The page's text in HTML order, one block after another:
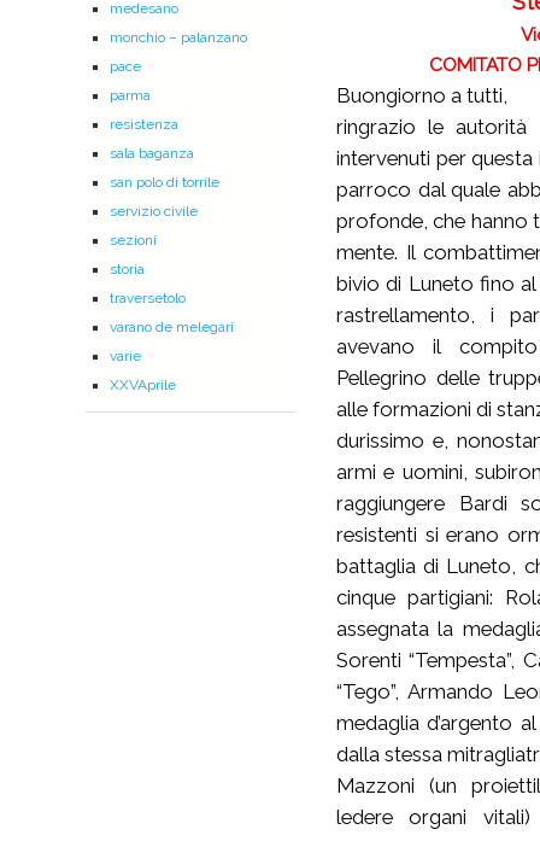
COMITATO
Buongiorno a tutti,
ringrazio le
intervenuti per
parroco dal quale
profonde, che hanno
mente. Il
bivio di Luneto fino
rastrellamento, i
avevano il
Pellegrino delle
alle formazioni di
durissimo e,
armi e uomini,
raggiungere Bardi
resistenti si erano
battaglia di Luneto,
cinque partigiani:
assegnata la
Sorenti “Tempesta”,
“Tego”, Armando
medaglia d’argento
dalla stessa
Mazzoni (un
ledere organi
medesano
monchio – palanzano
pace
parma
resistenza
sala baganza
san polo di torrile
servizio civile
sezioni
storia
traversetolo
varano de melegari
varie
XXVAprile